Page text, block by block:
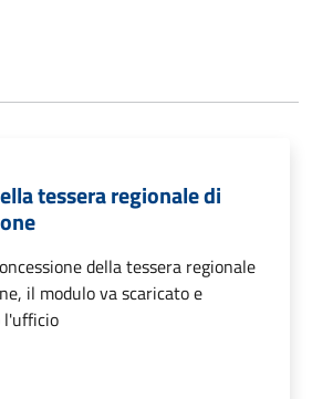
tessera regionale di
della tessera regionale
il modulo va scaricato e
l'ufficio